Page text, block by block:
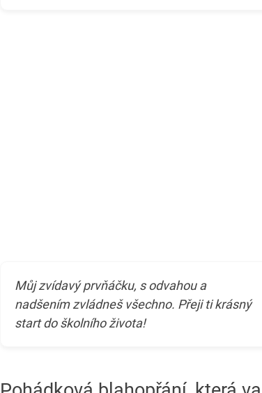
Můj zvídavý prvňáčku, s odvahou a
nadšením zvládneš všechno. Přeji ti krásný
start do školního života!